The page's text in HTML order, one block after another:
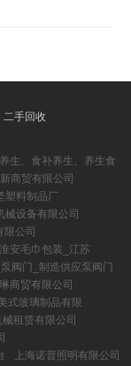
二手回收
生、食补养生、养生食
商贸有限公司
塑料制品厂
械设备有限公司
公司
安毛巾包装_江苏
阀门_制造供应泵阀门
商贸有限公司
式玻璃制品有限
租赁有限公司
上海诺普照明有限公司